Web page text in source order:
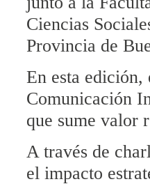
Ciencias
Provincia de
En esta
Comunicación
que sume valor
A través de
el impacto